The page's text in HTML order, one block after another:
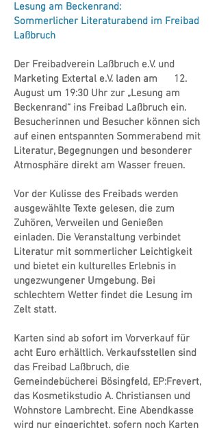
Lesung am Beckenrand:
Sommerlicher Literaturabend im Freibad
Laßbruch
Der Freibadverein Laßbruch e.V. und
Marketing Extertal e.V. laden am 12.
August um 19:30 Uhr zur „Lesung am
Beckenrand“ ins Freibad Laßbruch ein.
Besucherinnen und Besucher können sich
auf einen entspannten Sommerabend mit
Literatur, Begegnungen und besonderer
Atmosphäre direkt am Wasser freuen.
Vor der Kulisse des Freibads werden
ausgewählte Texte gelesen, die zum
Zuhören, Verweilen und Genießen
einladen. Die Veranstaltung verbindet
Literatur mit sommerlicher Leichtigkeit
und bietet ein kulturelles Erlebnis in
ungezwungener Umgebung. Bei
schlechtem Wetter findet die Lesung im
Zelt statt.
Karten sind ab sofort im Vorverkauf für
acht Euro erhältlich. Verkaufsstellen sind
das Freibad Laßbruch, die
Gemeindebücherei Bösingfeld, EP:Frevert,
das Kosmetikstudio A. Christiansen und
Wohnstore Lambrecht. Eine Abendkasse
wird nur eingerichtet, sofern noch Karten